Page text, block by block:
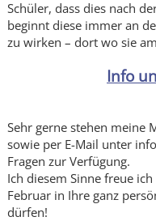
Schüler, dass dies nach
beginnt diese immer an
zu wirken – dort wo sie
Info
Sehr gerne stehen
sowie per E-Mail unter
Fragen zur Verfügung.
Ich diesem Sinne freue
Februar in Ihre ganz
dürfen!